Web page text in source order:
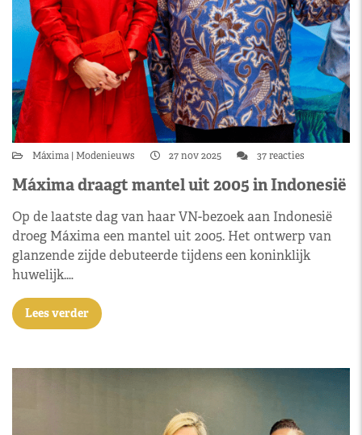
Máxima Modenieuws 27 nov 2025 37 reacties
Máxima draagt mantel uit 2005 in Indonesië
Op de laatste dag van haar VN-bezoek aan Indonesië
droeg Máxima een mantel uit 2005. Het ontwerp van
glanzende zijde debuteerde tijdens een koninklijk
huwelijk.…
Lees verder